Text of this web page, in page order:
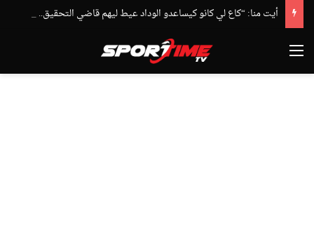
أيت منا: “كاع لي كانو كيساعدو الوداد عيط ليهم قاضي التحقيق.. دابا حتى شي واحد ما بقا باغي يعاون”
القائمة